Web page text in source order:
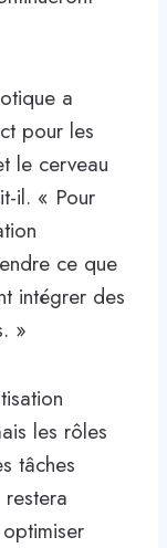
a
pour les
le cerveau
il. « Pour
ce que
intégrer des
»
les rôles
tâches